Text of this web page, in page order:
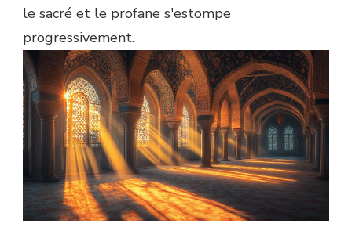
le sacré et le profane s'estompe
progressivement.